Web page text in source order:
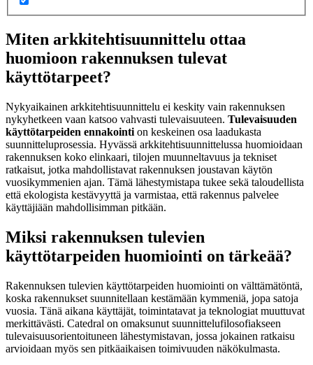
Miten arkkitehtisuunnittelu ottaa
huomioon rakennuksen tulevat
käyttötarpeet?
Nykyaikainen arkkitehtisuunnittelu ei keskity vain rakennuksen
nykyhetkeen vaan katsoo vahvasti tulevaisuuteen. Tulevaisuuden
käyttötarpeiden ennakointi on keskeinen osa laadukasta
suunnitteluprosessia. Hyvässä arkkitehtisuunnittelussa huomioidaan
rakennuksen koko elinkaari, tilojen muunneltavuus ja tekniset
ratkaisut, jotka mahdollistavat rakennuksen joustavan käytön
vuosikymmenien ajan. Tämä lähestymistapa tukee sekä taloudellista
että ekologista kestävyyttä ja varmistaa, että rakennus palvelee
käyttäjiään mahdollisimman pitkään.
Miksi rakennuksen tulevien
käyttötarpeiden huomiointi on tärkeää?
Rakennuksen tulevien käyttötarpeiden huomiointi on välttämätöntä,
koska rakennukset suunnitellaan kestämään kymmeniä, jopa satoja
vuosia. Tänä aikana käyttäjät, toimintatavat ja teknologiat muuttuvat
merkittävästi. Catedral on omaksunut suunnittelufilosofiakseen
tulevaisuusorientoituneen lähestymistavan, jossa jokainen ratkaisu
arvioidaan myös sen pitkäaikaisen toimivuuden näkökulmasta.